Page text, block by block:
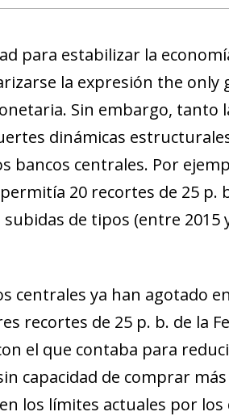
para estabilizar la
la expresión the only
Sin embargo, tanto
dinámicas
bancos centrales. Por
20 recortes de 25 p.
de tipos (entre 2015
centrales ya han agotado
recortes de 25 p. b. de la
el que contaba para
capacidad de comprar
los límites actuales por